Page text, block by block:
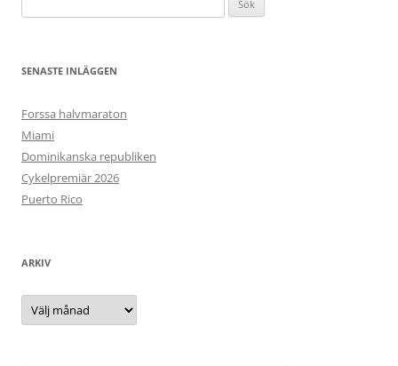
efter:
SENASTE INLÄGGEN
Forssa halvmaraton
Miami
Dominikanska republiken
Cykelpremiär 2026
Puerto Rico
ARKIV
Arkiv